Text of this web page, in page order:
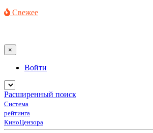
Свежее
×
Войти
Расширенный поиск
Система
рейтинга
КиноЦензора